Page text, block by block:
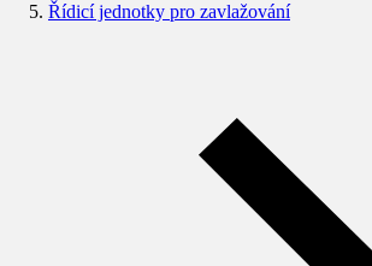
Řídicí jednotky pro zavlažování